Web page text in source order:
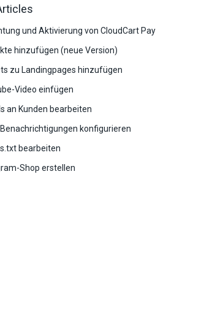
und Aktivierung von CloudCart Pay
hinzufügen (neue Version)
zu Landingpages hinzufügen
Video einfügen
an Kunden bearbeiten
konfigurieren
bearbeiten
Shop erstellen